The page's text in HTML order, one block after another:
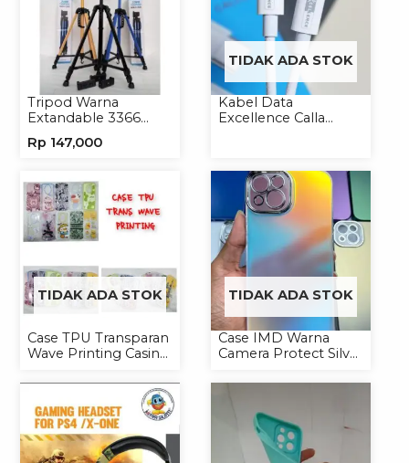
Tripod Warna
Extandable 3366
Kamera
Rp 147,000
TIDAK ADA STOK
Kabel Data
Excellence Calla
TIDAK ADA STOK
Case TPU Transparan
Wave Printing Casing
TIDAK ADA STOK
Case IMD Warna
Camera Protect Silver
Hardcase Hologram